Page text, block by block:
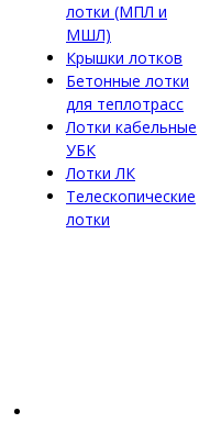
лотки (МПЛ и
МШЛ)
Крышки лотков
Бетонные лотки
для теплотрасс
Лотки кабельные
УБК
Лотки ЛК
Телескопические
лотки